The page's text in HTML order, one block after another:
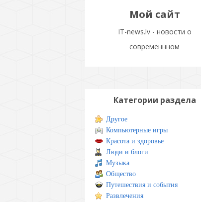
Мой сайт
IT-news.lv - новости о
современнном
Категории раздела
Другое
Компьютерные игры
Красота и здоровье
Люди и блоги
Музыка
Общество
Путешествия и события
Развлечения